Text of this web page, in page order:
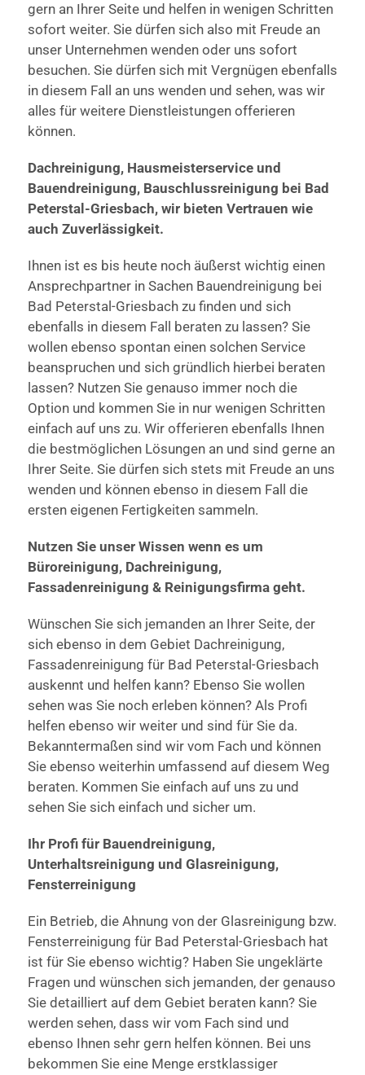
gern an Ihrer Seite und helfen in wenigen Schritten
sofort weiter. Sie dürfen sich also mit Freude an
unser Unternehmen wenden oder uns sofort
besuchen. Sie dürfen sich mit Vergnügen ebenfalls
in diesem Fall an uns wenden und sehen, was wir
alles für weitere Dienstleistungen offerieren
können.
Dachreinigung, Hausmeisterservice und
Bauendreinigung, Bauschlussreinigung bei Bad
Peterstal-Griesbach, wir bieten Vertrauen wie
auch Zuverlässigkeit.
Ihnen ist es bis heute noch äußerst wichtig einen
Ansprechpartner in Sachen Bauendreinigung bei
Bad Peterstal-Griesbach zu finden und sich
ebenfalls in diesem Fall beraten zu lassen? Sie
wollen ebenso spontan einen solchen Service
beanspruchen und sich gründlich hierbei beraten
lassen? Nutzen Sie genauso immer noch die
Option und kommen Sie in nur wenigen Schritten
einfach auf uns zu. Wir offerieren ebenfalls Ihnen
die bestmöglichen Lösungen an und sind gerne an
Ihrer Seite. Sie dürfen sich stets mit Freude an uns
wenden und können ebenso in diesem Fall die
ersten eigenen Fertigkeiten sammeln.
Nutzen Sie unser Wissen wenn es um
Büroreinigung, Dachreinigung,
Fassadenreinigung & Reinigungsfirma geht.
Wünschen Sie sich jemanden an Ihrer Seite, der
sich ebenso in dem Gebiet Dachreinigung,
Fassadenreinigung für Bad Peterstal-Griesbach
auskennt und helfen kann? Ebenso Sie wollen
sehen was Sie noch erleben können? Als Profi
helfen ebenso wir weiter und sind für Sie da.
Bekanntermaßen sind wir vom Fach und können
Sie ebenso weiterhin umfassend auf diesem Weg
beraten. Kommen Sie einfach auf uns zu und
sehen Sie sich einfach und sicher um.
Ihr Profi für Bauendreinigung,
Unterhaltsreinigung und Glasreinigung,
Fensterreinigung
Ein Betrieb, die Ahnung von der Glasreinigung bzw.
Fensterreinigung für Bad Peterstal-Griesbach hat
ist für Sie ebenso wichtig? Haben Sie ungeklärte
Fragen und wünschen sich jemanden, der genauso
Sie detailliert auf dem Gebiet beraten kann? Sie
werden sehen, dass wir vom Fach sind und
ebenso Ihnen sehr gern helfen können. Bei uns
bekommen Sie eine Menge erstklassiger